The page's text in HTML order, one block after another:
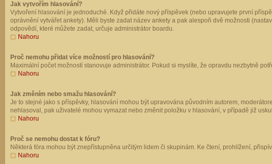
Jak vytvořím hlasování?
Vytvoření hlasování je jednoduché. Když přidáte nový příspěvek (nebo upravujete první
oprávnění vytvářet ankety). Měli byste zadat název ankety a pak alespoň dvě možnosti
odpovědí, které můžete zadat, určuje administrátor boardu.
Nahoru
Proč nemohu přidat více možností pro hlasování?
Maximální počet možností stanovuje administrátor. Pokud si myslíte, že opravdu nezbytně
Nahoru
Jak změním nebo smažu hlasování?
Je to stejné jako s příspěvky, hlasování mohou být upravována původním autorem,
nehlasoval, pak uživatelé mohou vymazat nebo změnit položku v hlasování, v případě již
Nahoru
Proč se nemohu dostat k fóru?
Některá fóra mohou být znepřístupněna určitým lidem či skupinám. Ke čtení, prohlížení,
Nahoru